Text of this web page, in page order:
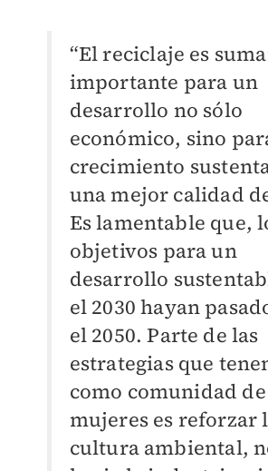
“El reciclaje es
importante para un
desarrollo no sólo
económico, sino
crecimiento
una mejor calidad
Es lamentable que,
objetivos para un
desarrollo
el 2030 hayan
el 2050. Parte de las
estrategias que
como comunidad de
mujeres es reforzar
cultura ambiental,